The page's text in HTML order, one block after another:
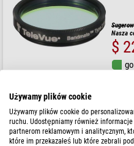
Nasza
$
Używamy plików cookie
Używamy plików cookie do
ruchu. Udostępniamy również
partnerom reklamowym i analitycznym,
które im przekazałeś lub które zebrali